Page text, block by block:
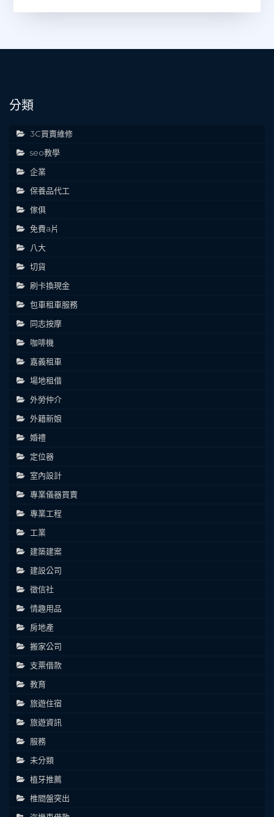
分類
3C買賣維修
seo教學
企業
保養品代工
傢俱
免費a片
八大
切貨
刷卡換現金
包車租車服務
同志按摩
咖啡機
嘉義租車
場地租借
外勞仲介
外籍新娘
婚禮
定位器
室內設計
專業儀器買賣
專業工程
工業
建築建案
建設公司
徵信社
情趣用品
房地產
搬家公司
支票借款
教育
旅遊住宿
旅遊資訊
服務
未分類
植牙推薦
椎間盤突出